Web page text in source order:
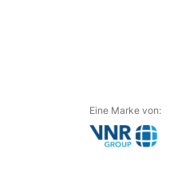
Eine Marke von: